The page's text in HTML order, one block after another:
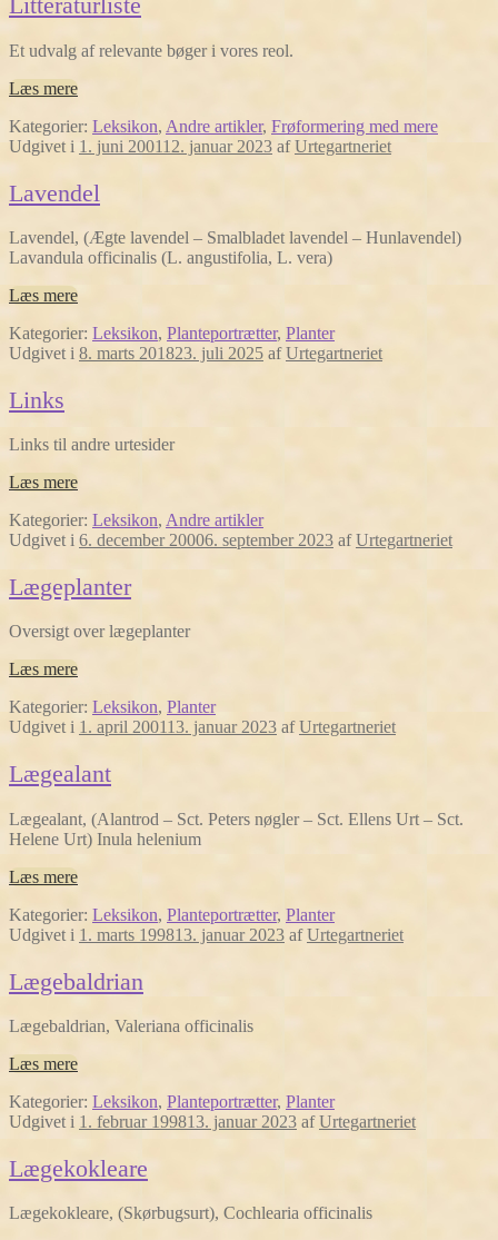
Et udvalg af relevante bøger i vores reol.
Læs mere
Kategorier: Leksikon, Andre artikler, Frøformering med mere
Udgivet i 1. juni 200112. januar 2023 afUrtegartneriet
Lavendel
Lavendel, (Ægte lavendel – Smalbladet lavendel – Hunlavendel)
Lavandula officinalis (L. angustifolia, L. vera)
Læs mere
Kategorier: Leksikon, Planteportrætter, Planter
Udgivet i 8. marts 201823. juli 2025 afUrtegartneriet
Links
Links til andre urtesider
Læs mere
Kategorier: Leksikon, Andre artikler
Udgivet i 6. december 20006. september 2023 afUrtegartneriet
Lægeplanter
Oversigt over lægeplanter
Læs mere
Kategorier: Leksikon, Planter
Udgivet i 1. april 200113. januar 2023 afUrtegartneriet
Lægealant
Lægealant, (Alantrod – Sct. Peters nøgler – Sct. Ellens Urt – Sct.
Helene Urt) Inula helenium
Læs mere
Kategorier: Leksikon, Planteportrætter, Planter
Udgivet i 1. marts 199813. januar 2023 afUrtegartneriet
Lægebaldrian
Lægebaldrian, Valeriana officinalis
Læs mere
Kategorier: Leksikon, Planteportrætter, Planter
Udgivet i 1. februar 199813. januar 2023 afUrtegartneriet
Lægekokleare
Lægekokleare, (Skørbugsurt), Cochlearia officinalis